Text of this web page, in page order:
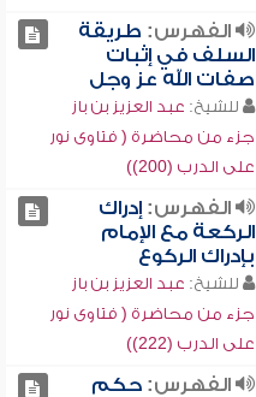
الفهرس: طريقة
السلف في إثبات
صفات الله عز وجل
للشيخ: عبد العزيز بن باز
جزء من محاضرة ( فتاوى نور
على الدرب (200))
الفهرس:إدراك
الركعة مع الإمام
بإدراك الركوع
للشيخ: عبد العزيز بن باز
جزء من محاضرة ( فتاوى نور
على الدرب (222))
الفهرس:حكم